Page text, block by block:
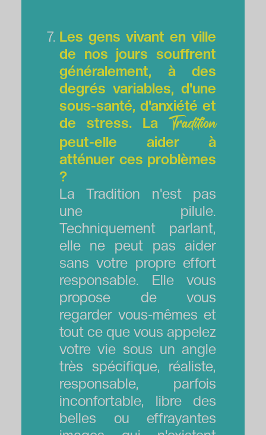
Les gens vivant en ville
de nos jours souffrent
généralement, à des
degrés variables, d'une
sous-santé, d'anxiété et
de stress. LaTradition
peut-elle aider à
atténuer ces problèmes
?
La Tradition n'est pas
une pilule.
Techniquement parlant,
elle ne peut pas aider
sans votre propre effort
responsable. Elle vous
propose de vous
regarder vous-mêmes et
tout ce que vous appelez
votre vie sous un angle
très spécifique, réaliste,
responsable, parfois
inconfortable, libre des
belles ou effrayantes